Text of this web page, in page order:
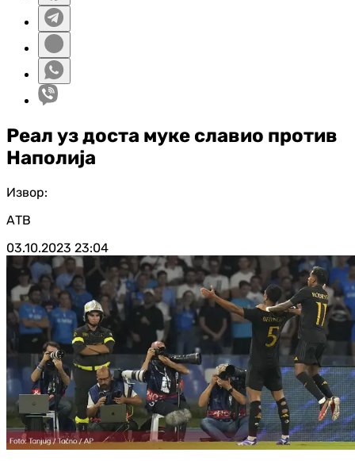
Реал уз доста муке славио против
Наполија
Извор:
АТВ
03.10.2023 23:04